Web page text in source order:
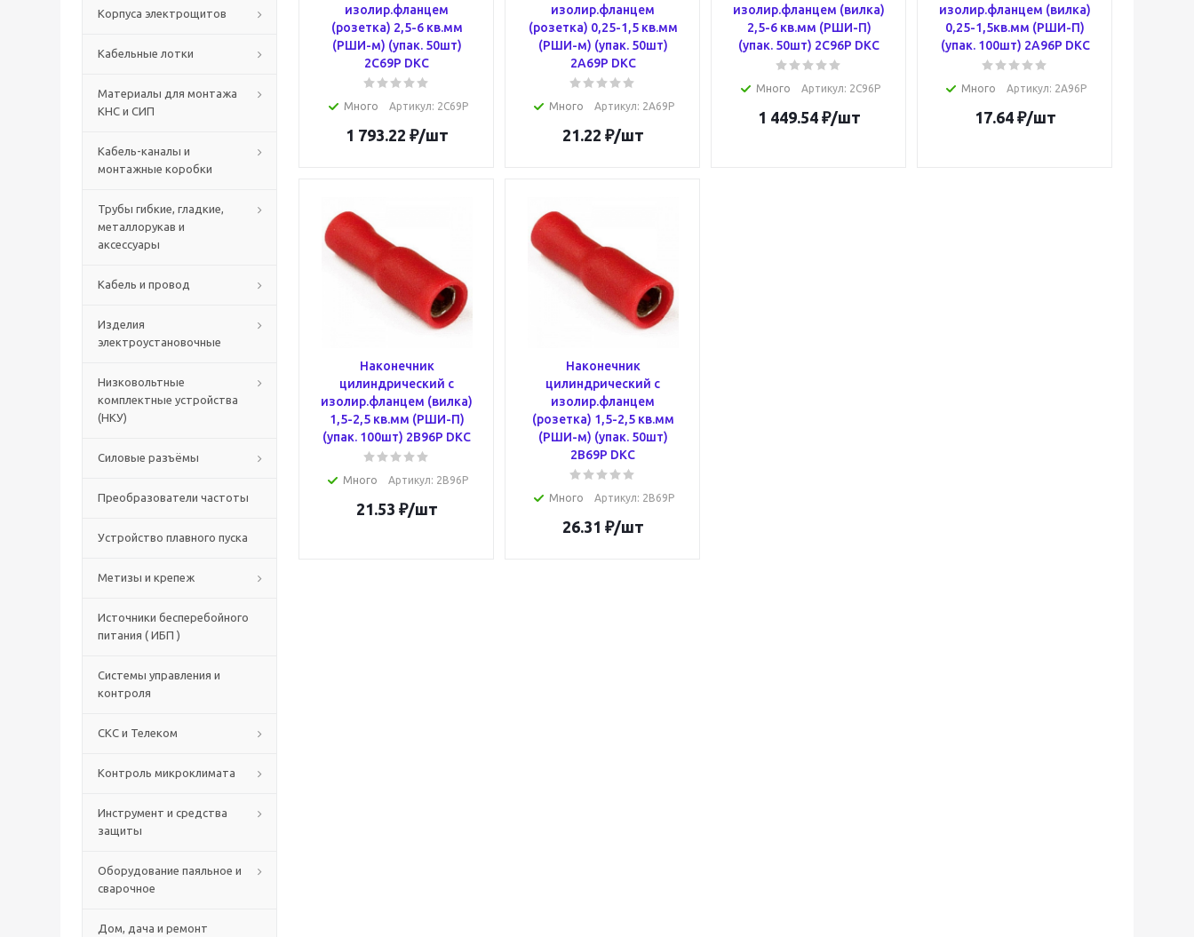
Корпуса электрощитов
Кабельные лотки
Материалы для монтажа
КНС и СИП
Кабель-каналы и
монтажные коробки
Трубы гибкие, гладкие,
металлорукав и
аксессуары
Кабель и провод
Изделия
электроустановочные
Низковольтные
комплектные устройства
(НКУ)
Силовые разъёмы
Преобразователи частоты
Устройство плавного пуска
Метизы и крепеж
Источники бесперебойного
питания ( ИБП )
Системы управления и
контроля
СКС и Телеком
Контроль микроклимата
Инструмент и средства
защиты
Оборудование паяльное и
сварочное
Дом, дача и ремонт
изолир.фланцем
(розетка) 2,5-6 кв.мм
(РШИ-м) (упак. 50шт)
2C69P DKC
Много Артикул: 2C69P
1 793.22 ₽/шт
изолир.фланцем
(розетка) 0,25-1,5 кв.мм
(РШИ-м) (упак. 50шт)
2A69P DKC
Много Артикул: 2A69P
21.22 ₽/шт
изолир.фланцем (вилка)
2,5-6 кв.мм (РШИ-П)
(упак. 50шт) 2C96P DKC
Много Артикул: 2C96P
1 449.54₽/шт
изолир.фланцем (вилка)
0,25-1,5кв.мм (РШИ-П)
(упак. 100шт) 2A96P DKC
Много Артикул: 2A96P
17.64₽/шт
Наконечник
цилиндрический с
изолир.фланцем (вилка)
1,5-2,5 кв.мм (РШИ-П)
(упак. 100шт) 2B96P DKC
Много Артикул: 2B96P
21.53 ₽/шт
Наконечник
цилиндрический с
изолир.фланцем
(розетка) 1,5-2,5 кв.мм
(РШИ-м) (упак. 50шт)
2B69P DKC
Много Артикул: 2B69P
26.31 ₽/шт